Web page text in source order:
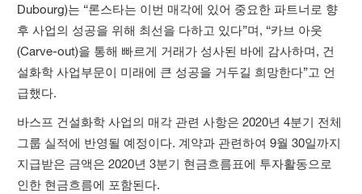
Dubourg)는 “론스타는 이번 매각에 있어 중요한 파트너로 향
후 사업의 성공을 위해 최선을 다하고 있다”며, “카브 아웃
(Carve-out)을 통해 빠르게 거래가 성사된 바에 감사하며, 건
설화학 사업부문이 미래에 큰 성공을 거두길 희망한다”고 언
급했다.
바스프 건설화학 사업의 매각 관련 사항은 2020년 4분기 전체
그룹 실적에 반영될 예정이다. 계약과 관련하여 9월 30일까지
지급받은 금액은 2020년 3분기 현금흐름표에 투자활동으로
인한 현금흐름에 포함된다.